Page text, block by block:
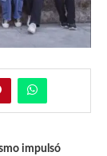
impulsó